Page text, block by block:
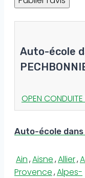
Auto-école
OPEN CONDUITE
Auto-école
Ain,Aisne,Allier,
Provence,Alpes-